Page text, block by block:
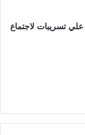
تسريبات لاجتماع